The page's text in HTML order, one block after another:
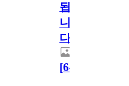
됩
니
다.
[64